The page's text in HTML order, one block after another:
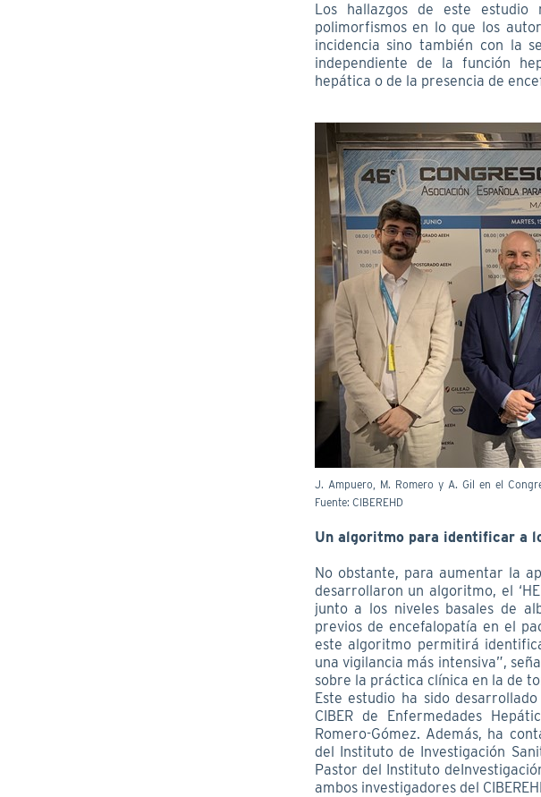
Los hallazgos de este estudio
polimorfismos en lo que los
incidencia sino también con la
independiente de la función
hepática o de la presencia de
J. Ampuero, M. Romero y A. Gil en el
Fuente: CIBEREHD
Un algoritmo para identificar a
No obstante, para aumentar la
desarrollaron un algoritmo, el
junto a los niveles basales de
previos de encefalopatía en el
este algoritmo permitirá
una vigilancia más intensiva”,
sobre la práctica clínica en la de
Este estudio ha sido
CIBER de Enfermedades
Romero-Gómez. Además, ha
del Instituto de Investigación
Pastor del Instituto
ambos investigadores del